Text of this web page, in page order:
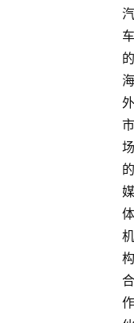
汽
车
的
海
外
市
场
的
媒
体
机
构
合
作